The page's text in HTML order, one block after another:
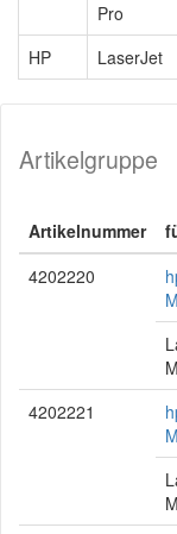
Pro
HP LaserJet
Artikelgruppe
Artikelnummer
4202220
4202221